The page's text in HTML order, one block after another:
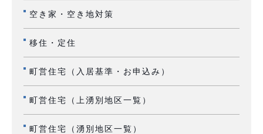
空き家・空き地対策
移住・定住
町営住宅（入居基準・お申込み）
町営住宅（上湧別地区一覧）
町営住宅（湧別地区一覧）